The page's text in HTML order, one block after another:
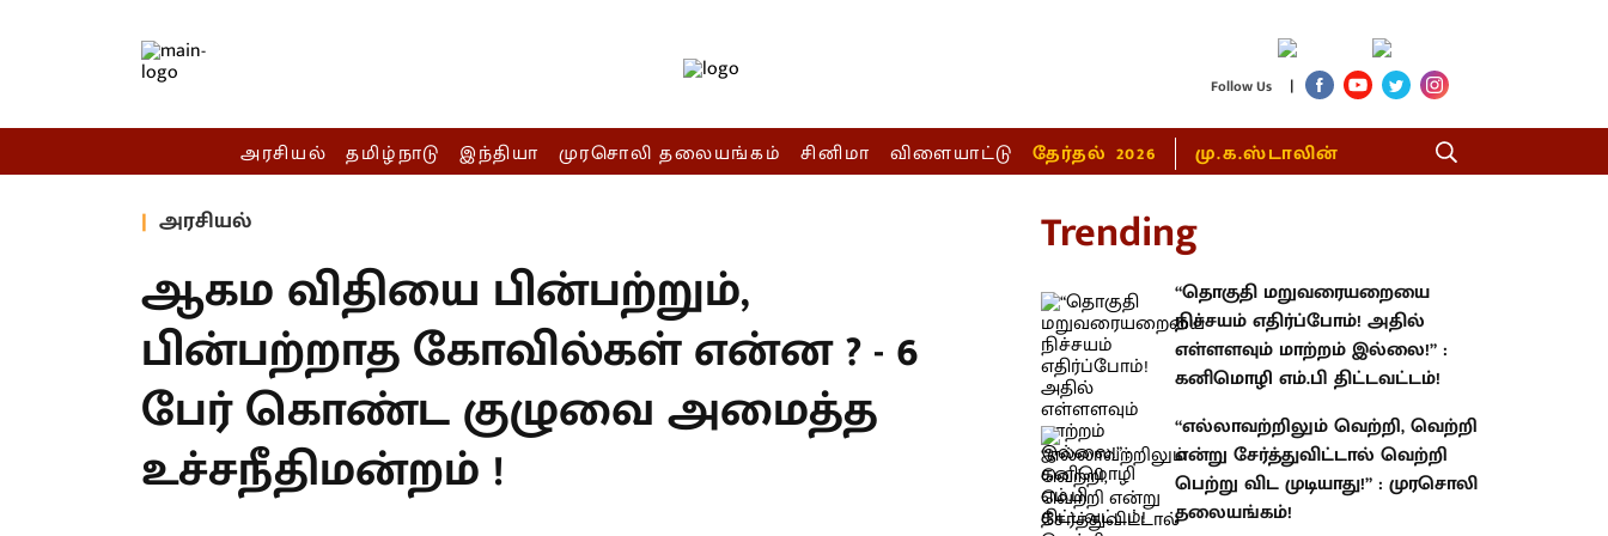
Follow Us |
அரசியல் தமிழ்நாடு இந்தியா முரசொலி தலையங்கம் சினிமா விளையாட்டு தேர்தல் 2026 மு.க.ஸ்டாலின்
அரசியல்
ஆகம விதியை பின்பற்றும்,
பின்பற்றாத கோவில்கள் என்ன ? - 6
பேர் கொண்ட குழுவை அமைத்த
உச்சநீதிமன்றம் !
Trending
“தொகுதி மறுவரையறையை
நிச்சயம் எதிர்ப்போம்! அதில்
எள்ளளவும் மாற்றம் இல்லை!” :
கனிமொழி எம்.பி திட்டவட்டம்!
“எல்லாவற்றிலும் வெற்றி, வெற்றி
என்று சேர்த்துவிட்டால் வெற்றி
பெற்று விட முடியாது!” : முரசொலி
தலையங்கம்!